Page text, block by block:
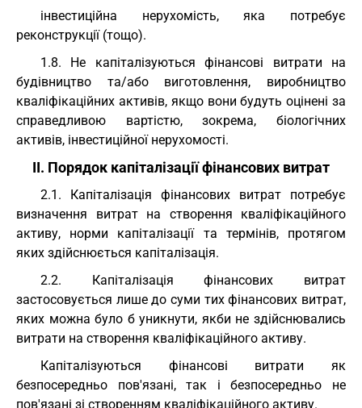
інвестиційна нерухомість, яка потребує
реконструкції (тощо).
1.8. Не капіталізуються фінансові витрати на
будівництво та/або виготовлення, виробництво
кваліфікаційних активів, якщо вони будуть оцінені за
справедливою вартістю, зокрема, біологічних
активів, інвестиційної нерухомості.
II. Порядок капіталізації фінансових витрат
2.1. Капіталізація фінансових витрат потребує
визначення витрат на створення кваліфікаційного
активу, норми капіталізації та термінів, протягом
яких здійснюється капіталізація.
2.2. Капіталізація фінансових витрат
застосовується лише до суми тих фінансових витрат,
яких можна було б уникнути, якби не здійснювались
витрати на створення кваліфікаційного активу.
Капіталізуються фінансові витрати як
безпосередньо пов'язані, так і безпосередньо не
пов'язані зі створенням кваліфікаційного активу.